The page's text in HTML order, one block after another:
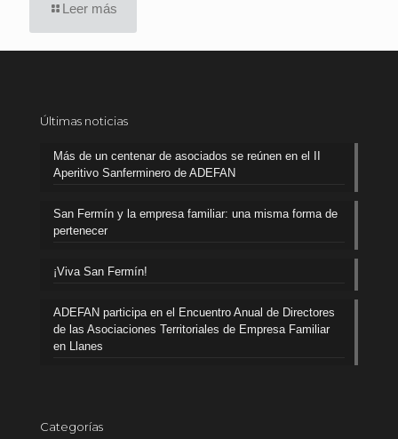
Leer más
Últimas noticias
Más de un centenar de asociados se reúnen en el II
Aperitivo Sanferminero de ADEFAN
San Fermín y la empresa familiar: una misma forma de
pertenecer
¡Viva San Fermín!
ADEFAN participa en el Encuentro Anual de Directores
de las Asociaciones Territoriales de Empresa Familiar
en Llanes
Categorías